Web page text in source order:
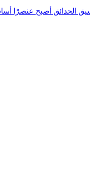
الحدائق أصبح عنصرًا